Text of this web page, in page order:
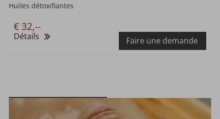
Huiles détoxifiantes
€ 32,--
Faire une demande
Détails